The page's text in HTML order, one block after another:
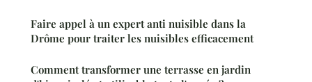
Faire appel à un expert anti nuisible dans la
Drôme pour traiter les nuisibles efficacement
Comment transformer une terrasse en jardin